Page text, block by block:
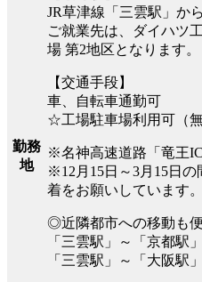
勤務
地
JR草津線「三雲駅」か
ご就業先は、ダイハツ
場 第2地区となります。
【交通手段】
車、自転車通勤可
☆工場駐車場利用可（無
※名神高速道路「竜王
※12月15日～3月15日
着をお願いしています。
◎近隣都市への移動も
「三雲駅」～「京都駅
「三雲駅」～「大阪駅